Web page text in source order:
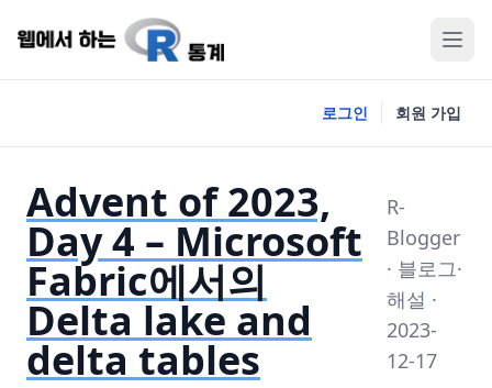
로그인 회원 가입
Advent of 2023,
Day 4 – Microsoft
Fabric에서의
Delta lake and
delta tables
R-
Blogger
· 블로그·
해설 ·
2023-
12-17